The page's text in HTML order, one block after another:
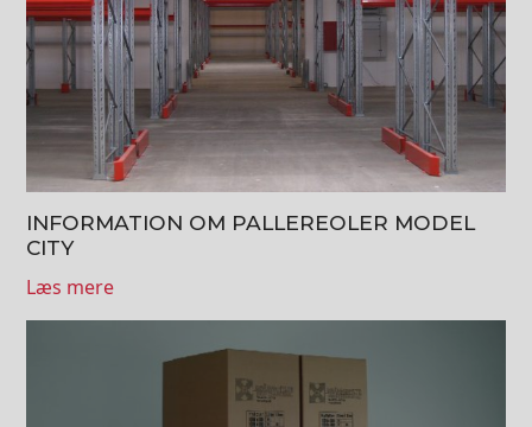
INFORMATION OM PALLEREOLER MODEL
CITY
Læs mere